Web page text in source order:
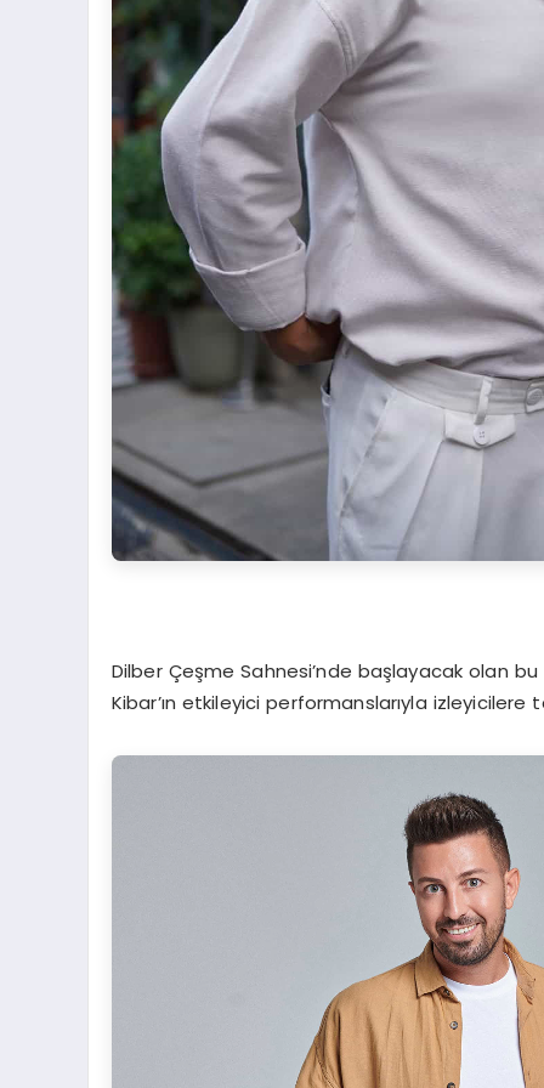
Dilber Çeşme Sahnesi’nde başlayacak olan
Kibar’ın etkileyici performanslarıyla